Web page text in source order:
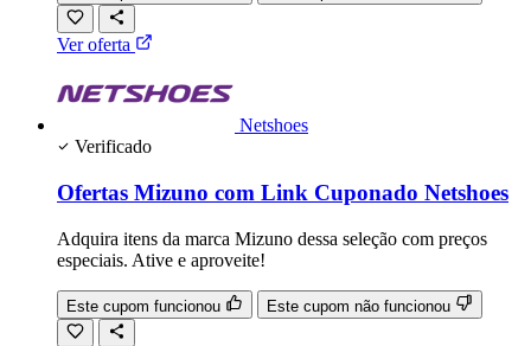
Ver oferta
Netshoes
Verificado
Ofertas Mizuno com Link Cuponado Netshoes
Adquira itens da marca Mizuno dessa seleção com preços
especiais. Ative e aproveite!
Este cupom funcionou Este cupom não funcionou